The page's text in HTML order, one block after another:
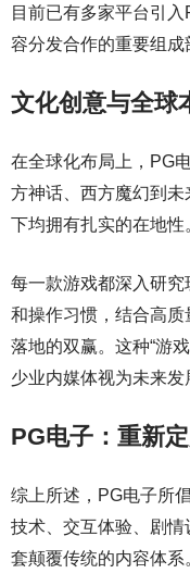
目前已有多家平台引
容分发合作的重要组成
文化创意与全球
在全球化布局上，PG
方神话、西方魔幻到
下均拥有扎实的在地性
每一款游戏都深入研
和操作习惯，结合高
落地的双赢。这种“游
少业内媒体视为未来发
PG电子：重新
综上所述，PG电子所
技术、交互体验、剧
套颠覆传统的内容体系